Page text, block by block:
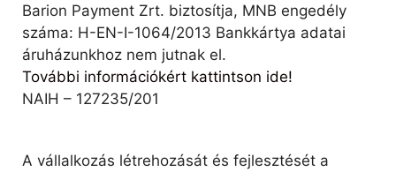
Barion Payment Zrt. biztosítja, MNB engedély
száma: H-EN-I-1064/2013 Bankkártya adatai
áruházunkhoz nem jutnak el.
További információkért kattintson ide!
NAIH – 127235/201
A vállalkozás létrehozását és fejlesztését a